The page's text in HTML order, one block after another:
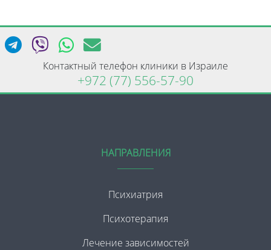
Контактный телефон клиники в Израиле
+972 (77) 556-57-90
НАПРАВЛЕНИЯ
Психиатрия
Психотерапия
Лечение зависимостей